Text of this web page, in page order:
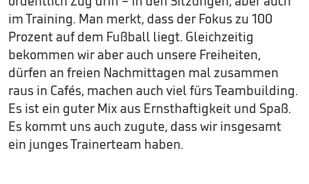
im Training. Man merkt, dass der Fokus zu 100
Prozent auf dem Fußball liegt. Gleichzeitig
bekommen wir aber auch unsere Freiheiten,
dürfen an freien Nachmittagen mal zusammen
raus in Cafés, machen auch viel fürs Teambuilding.
Es ist ein guter Mix aus Ernsthaftigkeit und Spaß.
Es kommt uns auch zugute, dass wir insgesamt
ein junges Trainerteam haben.